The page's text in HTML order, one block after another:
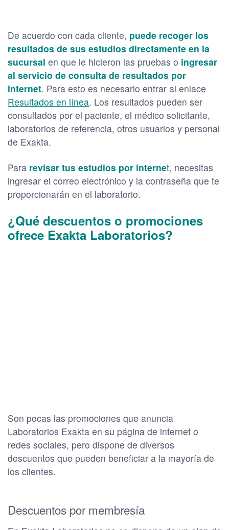
De acuerdo con cada cliente, puede recoger los
resultados de sus estudios directamente en la
sucursal en que le hicieron las pruebas o ingresar
al servicio de consulta de resultados por
internet. Para esto es necesario entrar al enlace
Resultados en línea. Los resultados pueden ser
consultados por el paciente, el médico solicitante,
laboratorios de referencia, otros usuarios y personal
de Exakta.
Para revisar tus estudios por internet, necesitas
ingresar el correo electrónico y la contraseña que te
proporcionarán en el laboratorio.
¿Qué descuentos o promociones
ofrece Exakta Laboratorios?
Son pocas las promociones que anuncia
Laboratorios Exakta en su página de internet o
redes sociales, pero dispone de diversos
descuentos que pueden beneficiar a la mayoría de
los clientes.
Descuentos por membresía